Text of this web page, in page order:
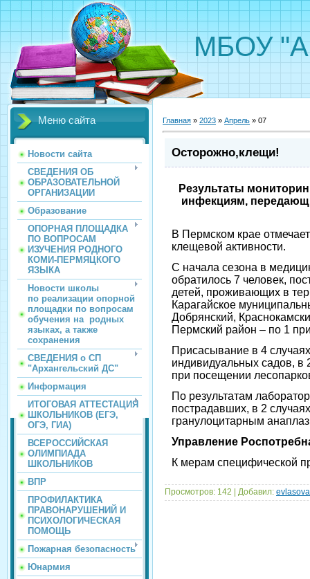
МБОУ
Меню сайта
Новости сайта
СВЕДЕНИЯ ОБ
ОБРАЗОВАТЕЛЬНОЙ
ОРГАНИЗАЦИИ
Образование
ОПОРНАЯ ПЛОЩАДКА
ПО ВОПРОСАМ
ИЗУЧЕНИЯ РОДНОГО
КОМИ-ПЕРМЯЦКОГО
ЯЗЫКА
Новости школы
по реализации опорной
площадки по вопросам
обучения на родных
языках, а также
сохранения
СВЕДЕНИЯ о СП
"Архангельский ДС"
Информация
ИТОГОВАЯ АТТЕСТАЦИЯ
ШКОЛЬНИКОВ (ЕГЭ,
ОГЭ, ГИА)
ВСЕРОССИЙСКАЯ
ОЛИМПИАДА
ШКОЛЬНИКОВ
ВПР
ПРОФИЛАКТИКА
ПРАВОНАРУШЕНИЙ И
ПСИХОЛОГИЧЕСКАЯ
ПОМОЩЬ
Пожарная безопасность
Юнармия
Главная » 2023 » Апрель » 07
Осторожно,клещи!
Результаты
инфекциям,
В Пермском крае
клещевой активности.
С начала сезона в
обратилось 7 человек,
детей, проживающих в
Карагайское
Добрянский,
Пермский район – по 1
Присасывание в 4
индивидуальных садов, в
при посещении
По результатам
пострадавших, в 2
гранулоцитарным
Управление
К мерам специфической
Просмотров: 142 Добавил: